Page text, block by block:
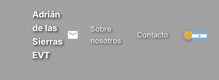
Adrián
de las
Sierras
EVT
Sobre
nosotros
Contacto